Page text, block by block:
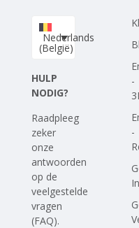
Upload je eigen
Corona Covid-19
Nederlands
(België)
HULP
NODIG?
Raadpleeg
zeker
onze
antwoorden
op de
veelgestelde
vragen
(FAQ).
-
-